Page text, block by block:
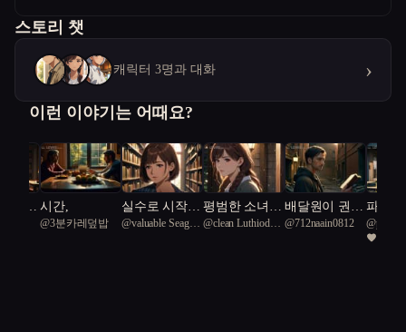
하다가 사고를 당해 빚을 지고 집을 나가셨다고 한다. 그 이후로 내
유년 시절은 엄마 없는 집, 가난한 집, 할머니가 병을 앓는 집으로
이어졌다. 아빠는 공무원이었지만, 엄마의 빚을 홀로 해결하느라 나
와 오빠, 할머니와 함께 웃으며 여유를 가질 수 없었다. 오빠는 항상
살던 집은 넓은 집에서 창고방 단칸방으로 이사한 후, 7살부터 6학
년까지의 기억이 또렷하다. 6학년 졸업앨범을 보면 웃는 모습보다
무표정하고 다크서클이 가득한 모습이 더 많다. 그래서인지 나는 항
상 밤늦게까지 잠을 잘 자지 못했다. 주변 환경의 영향이 컸던 것 같
스토리 챗
캐릭터 3명과 대화 ›
이런 이야기는 어때요?
른이 시간,
@3분카레덮밥
실수로 시작된
명절의 온도
@valuable Seagull
평범한 소녀
궁궐의 비밀을
@clean Luthiodon
배달원이 권력
의 밀실을 엿
@712naain0812
파도
은 자
래
@
54